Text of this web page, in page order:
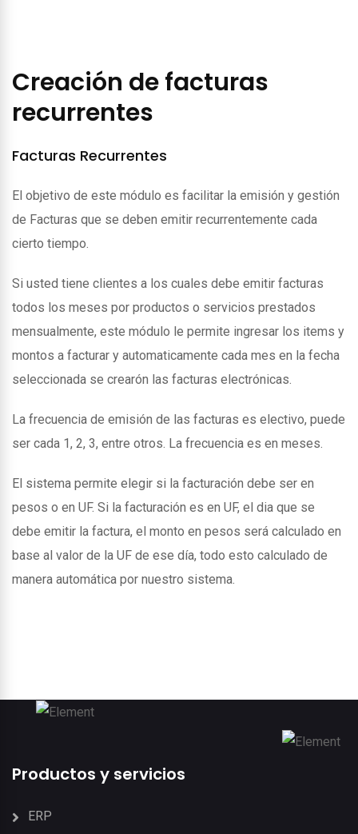
Creación de facturas
recurrentes
Facturas Recurrentes
El objetivo de este módulo es facilitar la emisión y gestión
de Facturas que se deben emitir recurrentemente cada
cierto tiempo.
Si usted tiene clientes a los cuales debe emitir facturas
todos los meses por productos o servicios prestados
mensualmente, este módulo le permite ingresar los items y
montos a facturar y automaticamente cada mes en la fecha
seleccionada se crearón las facturas electrónicas.
La frecuencia de emisión de las facturas es electivo, puede
ser cada 1, 2, 3, entre otros. La frecuencia es en meses.
El sistema permite elegir si la facturación debe ser en
pesos o en UF. Si la facturación es en UF, el dia que se
debe emitir la factura, el monto en pesos será calculado en
base al valor de la UF de ese día, todo esto calculado de
manera automática por nuestro sistema.
Productos y servicios
ERP